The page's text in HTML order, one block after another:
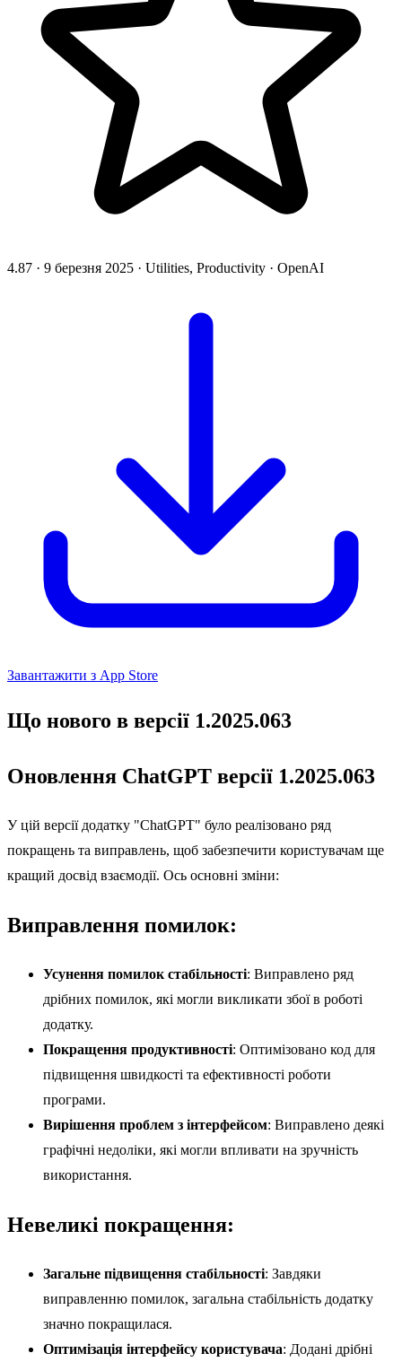
4.87 · 9 березня 2025 · Utilities, Productivity · OpenAI
Завантажити з App Store
Що нового в версії 1.2025.063
Оновлення ChatGPT версії 1.2025.063
У цій версії додатку "ChatGPT" було реалізовано ряд
покращень та виправлень, щоб забезпечити користувачам ще
кращий досвід взаємодії. Ось основні зміни:
Виправлення помилок:
Усунення помилок стабільності: Виправлено ряд
дрібних помилок, які могли викликати збої в роботі
додатку.
Покращення продуктивності: Оптимізовано код для
підвищення швидкості та ефективності роботи
програми.
Вирішення проблем з інтерфейсом: Виправлено деякі
графічні недоліки, які могли впливати на зручність
використання.
Невеликі покращення:
Загальне підвищення стабільності: Завдяки
виправленню помилок, загальна стабільність додатку
значно покращилася.
Оптимізація інтерфейсу користувача: Додані дрібні